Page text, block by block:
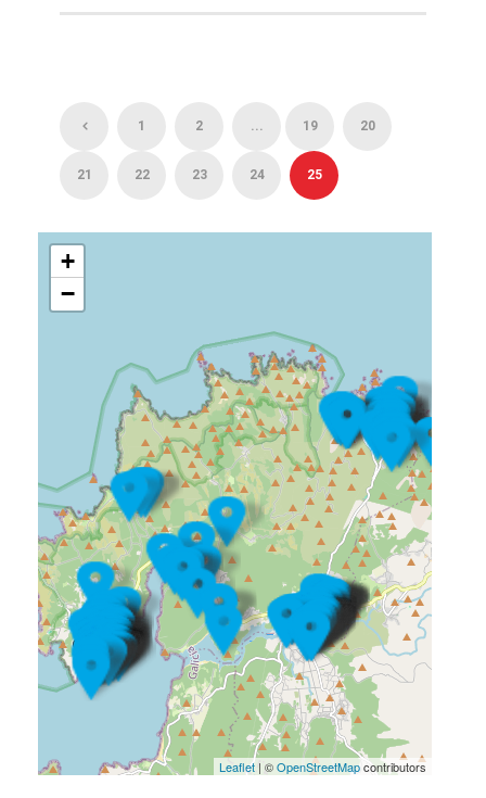
1 2 ... 19 20
21 22 23 24 25
+
−
Leaflet| ©OpenStreetMapcontributors